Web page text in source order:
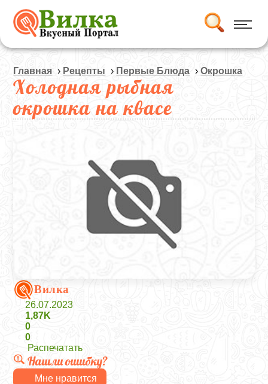
Главная › Рецепты › Первые Блюда ›Окрошка
Холодная рыбная
окрошка на квасе
Вилка
26.07.2023
1,87K
0
0
Распечатать
Нашли ошибку?
Мне нравится